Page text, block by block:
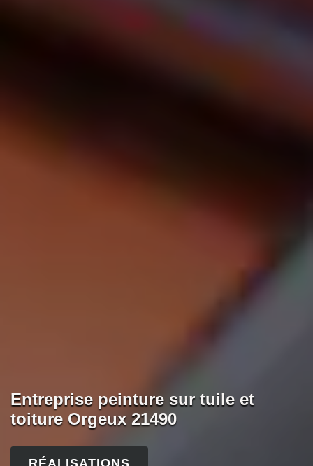
Entreprise peinture sur tuile et
toiture Orgeux 21490
RÉALISATIONS